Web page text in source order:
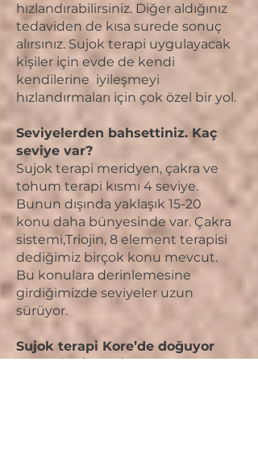
hızlandırabilirsiniz. Diğer aldığınız
tedaviden de kısa surede sonuç
alırsınız. Sujok terapi uygulayacak
kişiler için evde de kendi
kendilerine iyileşmeyi
hızlandırmaları için çok özel bir yol.
Seviyelerden bahsettiniz. Kaç
seviye var?
Sujok terapi meridyen, çakra ve
tohum terapi kısmı 4 seviye.
Bunun dışında yaklaşık 15-20
konu daha bünyesinde var. Çakra
sistemi,Triojin, 8 element terapisi
dediğimiz birçok konu mevcut.
Bu konulara derinlemesine
girdiğimizde seviyeler uzun
sürüyor.
Sujok terapi Kore’de doğuyor
ama Hindistan ile